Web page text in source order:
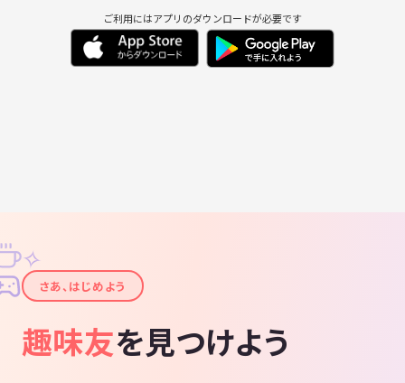
も恐れずChallengeする精神で立ち上げた
新しいチームです どうせやるならどこよ
りもかっこよく どこよりも輝いて見える
最高のチームにしたいのです 今はまだ小
ご利用にはアプリのダウンロードが必要です
✦
✧
さあ、はじめよう
趣味友を見つけよう